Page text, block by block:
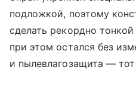
подложкой, поэтому
сделать рекордно
при этом остался без
и пылевлагозащита —